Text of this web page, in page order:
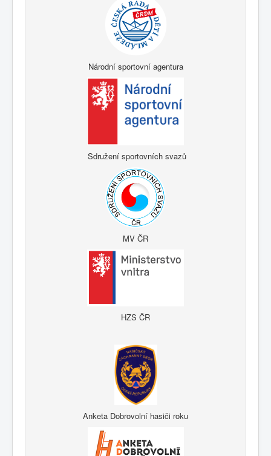
Národní sportovní agentura
Sdružení sportovních svazů
MV ČR
HZS ČR
Anketa Dobrovolní hasiči roku